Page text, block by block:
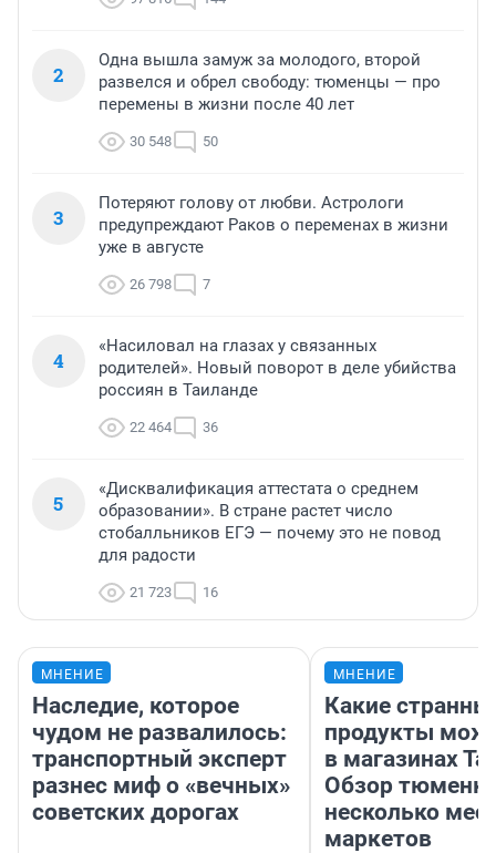
2
Одна вышла замуж за молодого, второй
развелся и обрел свободу: тюменцы — про
перемены в жизни после 40 лет
30 548 50
3
Потеряют голову от любви. Астрологи
предупреждают Раков о переменах в жизни
уже в августе
26 798 7
4
«Насиловал на глазах у связанных
родителей». Новый поворот в деле убийства
россиян в Таиланде
22 464 36
5
«Дисквалификация аттестата о среднем
образовании». В стране растет число
стобалльников ЕГЭ — почему это не повод
для радости
21 723 16
МНЕНИЕ
Наследие, которое
чудом не развалилось:
транспортный эксперт
разнес миф о «вечных»
советских дорогах
МНЕНИЕ
Какие
продукты
в магазинах
Обзор
несколько
маркетов